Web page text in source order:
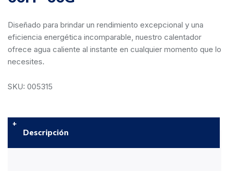
Diseñado para brindar un rendimiento excepcional y una
eficiencia energética incomparable, nuestro calentador
ofrece agua caliente al instante en cualquier momento que lo
necesites.
SKU: 005315
Descripción